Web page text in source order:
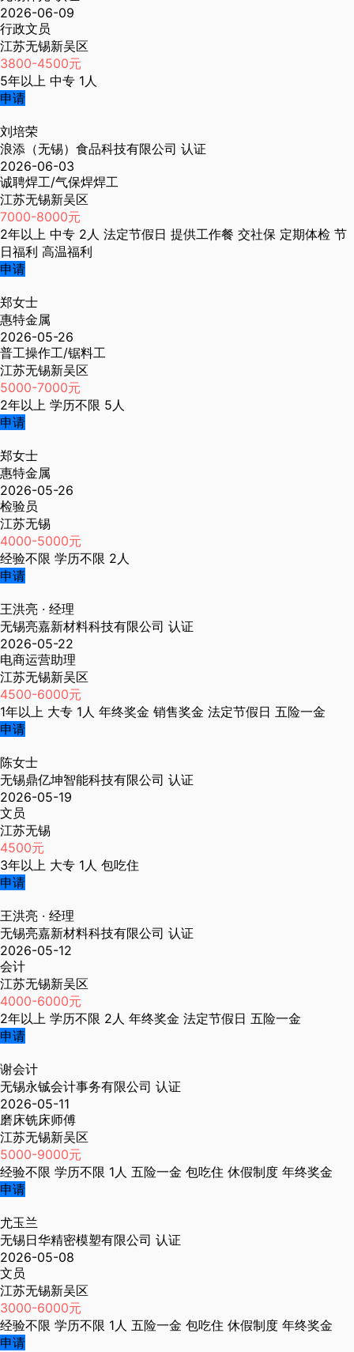
2026-06-09
行政文员
江苏无锡新吴区
3800-4500元
5年以上 中专 1人
申请
刘培荣
浪添（无锡）食品科技有限公司 认证
2026-06-03
诚聘焊工/气保焊焊工
江苏无锡新吴区
7000-8000元
2年以上 中专 2人 法定节假日 提供工作餐 交社保 定期体检 节
日福利 高温福利
申请
郑女士
惠特金属
2026-05-26
普工操作工/锯料工
江苏无锡新吴区
5000-7000元
2年以上 学历不限 5人
申请
郑女士
惠特金属
2026-05-26
检验员
江苏无锡
4000-5000元
经验不限 学历不限 2人
申请
王洪亮 · 经理
无锡亮嘉新材料科技有限公司 认证
2026-05-22
电商运营助理
江苏无锡新吴区
4500-6000元
1年以上 大专 1人 年终奖金 销售奖金 法定节假日 五险一金
申请
陈女士
无锡鼎亿坤智能科技有限公司 认证
2026-05-19
文员
江苏无锡
4500元
3年以上 大专 1人 包吃住
申请
王洪亮 · 经理
无锡亮嘉新材料科技有限公司 认证
2026-05-12
会计
江苏无锡新吴区
4000-6000元
2年以上 学历不限 2人 年终奖金 法定节假日 五险一金
申请
谢会计
无锡永铖会计事务有限公司 认证
2026-05-11
磨床铣床师傅
江苏无锡新吴区
5000-9000元
经验不限 学历不限 1人 五险一金 包吃住 休假制度 年终奖金
申请
尤玉兰
无锡日华精密模塑有限公司 认证
2026-05-08
文员
江苏无锡新吴区
3000-6000元
经验不限 学历不限 1人 五险一金 包吃住 休假制度 年终奖金
申请